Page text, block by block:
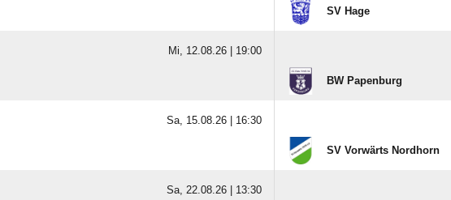
SV Hage
Mi, 12.08.26 | 19:00
BW Papenburg
Sa, 15.08.26 | 16:30
SV Vorwärts Nordhorn
Sa, 22.08.26 | 13:30